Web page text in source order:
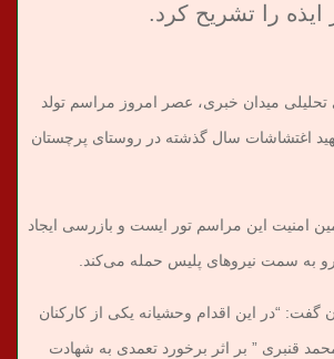
ایذه را تشریح کرد.
تحلیلی میدان خبری، عصر امروز مراسم تولد
اغتشاشات سال گذشته در روستای پرچستان
امنیت این مراسم تور ایست و بازرسی ایجاد
به سمت نیروهای پلیس حمله می‌کند.
“در این اقدام وحشیانه یکی از کارکنان
قنبری ” بر اثر برخورد تعمدی به شهادت